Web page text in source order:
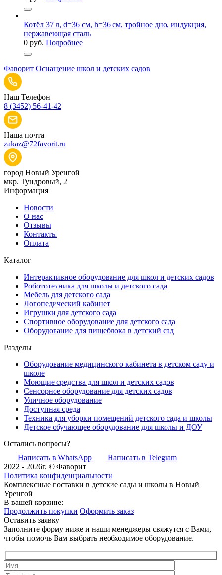
Котёл 37 л, d=36 см, h=36 см, тройное дно, индукция,
нержавеющая сталь
0 руб. Подробнее
Фаворит Оснащение школ и детских садов
Наш Телефон
8 (3452) 56-41-42
Наша почта
zakaz@72favorit.ru
город Новый Уренгой
мкр. Тундровый, 2
Информация
Новости
О нас
Отзывы
Контакты
Оплата
Каталог
Интерактивное оборудование для школ и детских садов
Робототехника для школы и детского сада
Мебель для детского сада
Логопедический кабинет
Игрушки для детского сада
Спортивное оборудование для детского сада
Оборудование для пищеблока в детский сад
Разделы
Оборудование медицинского кабинета в детском саду и
школе
Моющие средства для школ и детских садов
Сенсорное оборудование для детских садов
Уличное оборудование
Доступная среда
Техника для уборки помещений детского сада и школы
Детское обучающее оборудование для школы и ДОУ
Остались вопросы?
Написать в WhatsApp
Написать в Telegram
2022 - 2026г. © Фаворит
Политика конфиденциальности
Комплексные поставки в детские сады и школы в Новый
Уренгой
В вашей корзине:
Продолжить покупки Оформить заказ
Оставить заявку
Заполните форму ниже и наши менеджеры свяжутся с Вами,
чтобы помочь Вам выбрать необходимое оборудование.